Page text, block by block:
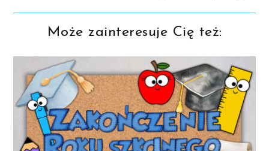
Może zainteresuje Cię też: